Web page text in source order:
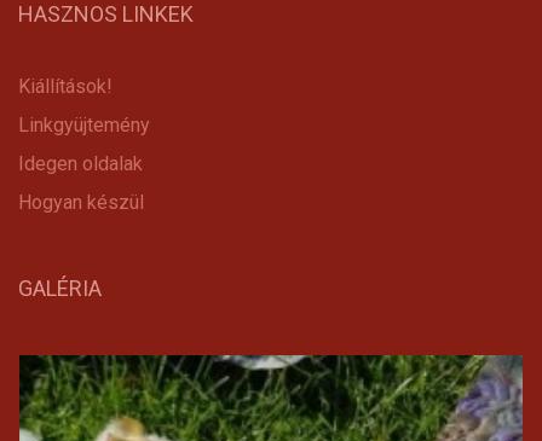
HASZNOS LINKEK
Kiállítások!
Linkgyüjtemény
Idegen oldalak
Hogyan készül
GALÉRIA